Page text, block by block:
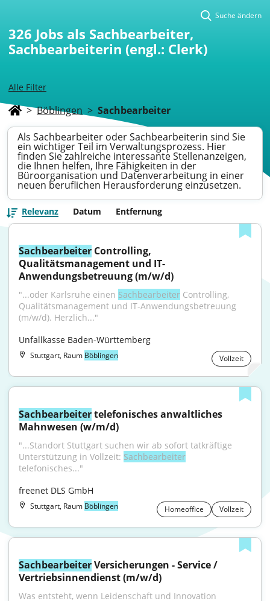
Alle Filter
Suche ändern
326 Jobs als Sachbearbeiter,
Sachbearbeiterin (engl.: Clerk)
> Böblingen > Sachbearbeiter
Als Sachbearbeiter oder Sachbearbeiterin sind Sie
ein wichtiger Teil im Verwaltungsprozess. Hier
finden Sie zahlreiche interessante Stellenanzeigen,
die Ihnen helfen, Ihre Fähigkeiten in der
Büroorganisation und Datenverarbeitung in einer
neuen beruflichen Herausforderung einzusetzen.
Relevanz Datum Entfernung
Sachbearbeiter Controlling,
Qualitätsmanagement und IT-
Anwendungsbetreuung (m/w/d)
"...oder Karlsruhe einen Sachbearbeiter Controlling,
Qualitätsmanagement und IT-Anwendungsbetreuung
(m/w/d). Herzlich..."
Unfallkasse Baden-Württemberg
Stuttgart, Raum Böblingen Vollzeit
Sachbearbeiter telefonisches anwaltliches
Mahnwesen (w/m/d)
"...Standort Stuttgart suchen wir ab sofort tatkräftige
Unterstützung in Vollzeit: Sachbearbeiter
telefonisches..."
freenet DLS GmbH
Stuttgart, Raum Böblingen Homeoffice Vollzeit
Sachbearbeiter Versicherungen - Service /
Vertriebsinnendienst (m/w/d)
Was entsteht, wenn Leidenschaft und Innovation